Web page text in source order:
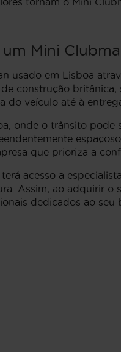
Mini
usado em Lisboa
construção
do veículo até à
onde o trânsito pode
que prioriza a
acesso a
Assim, ao adquirir o
dedicados ao seu